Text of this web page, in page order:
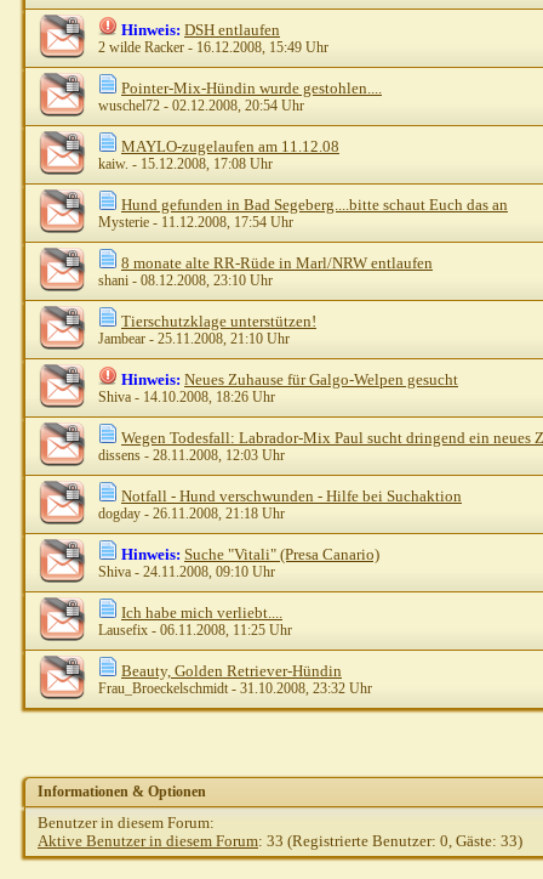
Hinweis: DSH entlaufen
2 wilde Racker - 16.12.2008, 15:49 Uhr
Pointer-Mix-Hündin wurde gestohlen....
wuschel72 - 02.12.2008, 20:54 Uhr
MAYLO-zugelaufen am 11.12.08
kaiw. - 15.12.2008, 17:08 Uhr
Hund gefunden in Bad Segeberg....bitte schaut Euch das an
Mysterie - 11.12.2008, 17:54 Uhr
8 monate alte RR-Rüde in Marl/NRW entlaufen
shani - 08.12.2008, 23:10 Uhr
Tierschutzklage unterstützen!
Jambear - 25.11.2008, 21:10 Uhr
Hinweis: Neues Zuhause für Galgo-Welpen gesucht
Shiva - 14.10.2008, 18:26 Uhr
Wegen Todesfall: Labrador-Mix Paul sucht dringend ein neues
dissens - 28.11.2008, 12:03 Uhr
Notfall - Hund verschwunden - Hilfe bei Suchaktion
dogday - 26.11.2008, 21:18 Uhr
Hinweis: Suche "Vitali" (Presa Canario)
Shiva - 24.11.2008, 09:10 Uhr
Ich habe mich verliebt....
Lausefix - 06.11.2008, 11:25 Uhr
Beauty, Golden Retriever-Hündin
Frau_Broeckelschmidt- 31.10.2008, 23:32 Uhr
Informationen & Optionen
Benutzer in diesem Forum:
Aktive Benutzer in diesem Forum: 33 (Registrierte Benutzer: 0, Gäste: 33)